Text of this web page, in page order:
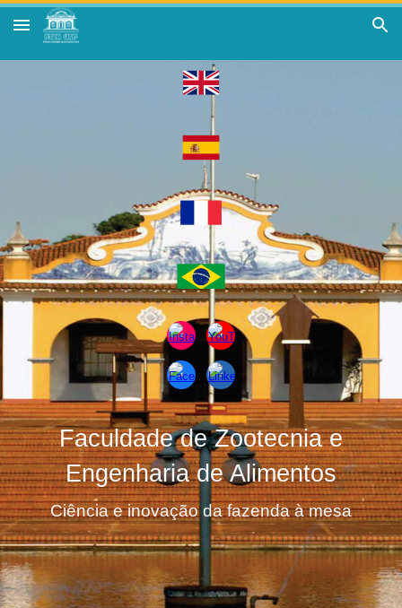
Skip to main content Skip to navigation
Faculdade de Zootecnia e
Engenharia de Alimentos
Ciência e inovação da fazenda à mesa